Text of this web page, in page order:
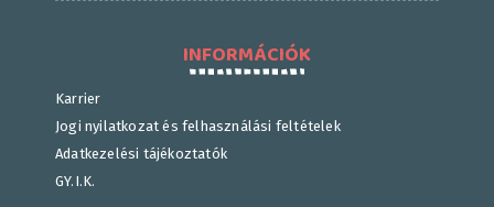
INFORMÁCIÓK
Karrier
Jogi nyilatkozat és felhasználási feltételek
Adatkezelési tájékoztatók
GY.I.K.